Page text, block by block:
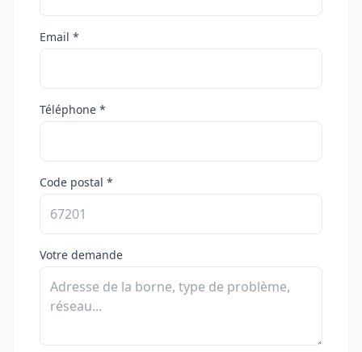
Email *
Téléphone *
Code postal *
Votre demande